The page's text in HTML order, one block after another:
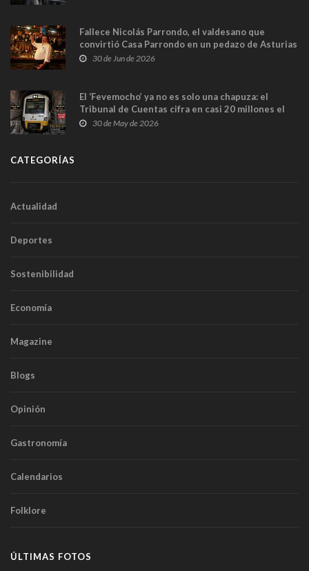
Fallece Nicolás Parrondo, el valdesano que
convirtió Casa Parrondo en un pedazo de Asturias
en Madrid
30 de Jun de 2026
El ‘Fevemocho’ ya no es solo una chapuza: el
Tribunal de Cuentas cifra en casi 20 millones el
sobrecoste de los trenes que no cabían por los
30 de May de 2026
CATEGORÍAS
Actualidad
Deportes
Sostenibilidad
Economía
Magazine
Blogs
Opinión
Gastronomía
Calendarios
Folklore
ÚLTIMAS FOTOS